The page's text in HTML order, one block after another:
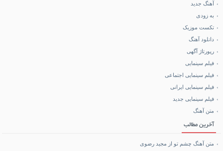
آموزش هاستینگ و سرور
خرید کالا
خرید BCAA
خرید بلیط هواپیما
بلیط هواپیما تهران مشهد
آهنگ جدید
به زودی
تکست موزیک
دانلود آهنگ
رپورتاژ آگهی
فیلم سینمایی
فیلم سینمایی اجتماعی
فیلم سینمایی ایرانی
فیلم سینمایی جدید
متن آهنگ
آخرین مطالب
متن آهنگ چشم تو از مجید رضوی